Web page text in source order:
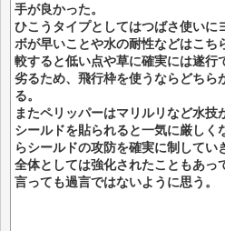
手が良かった。
ひこうタイプとしてはつばさ使いに
ボが早いことや水の耐性などはこち
較すると低い点や草に確実には遂行
劣るため、飛行枠を使うならどちら
る。
またペリッパーはマリルリなど水技
シールドを貼られると一気に厳しく
らシールドの攻防を確実に制してい
全体としては強化されたこともあっ
言っても過言ではないように思う。